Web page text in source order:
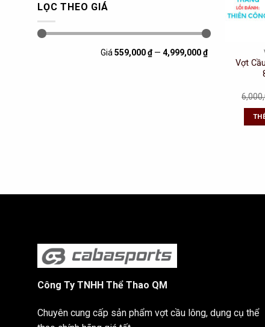
LỌC THEO GIÁ
Giá 559,000 ₫— 4,999,000 ₫
Vợt
Công Ty TNHH Thể Thao QM
Chuyên cung cấp sản phẩm vợt cầu lông, dụng cụ thể